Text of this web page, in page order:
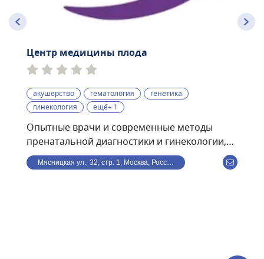
Центр медицины плода
акушерство гематология
генетика
гинекология
ещё+ 1
Опытные врачи и современные методы
пренатальной диагностики и гинекологии,
проводимые по международным
стандартам:• экспертные УЗИ скрининги I, II,
исследования• Доплерометрия• Нейросонография
Мясницкая ул., 32, стр. 1, Москва, Россия